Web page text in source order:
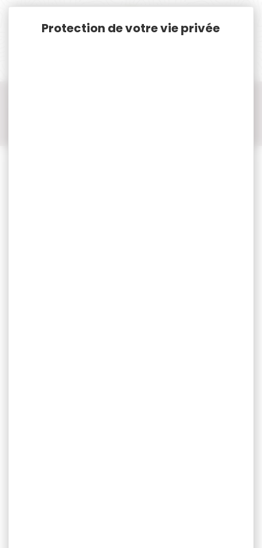
Panneau de gestion des cookies